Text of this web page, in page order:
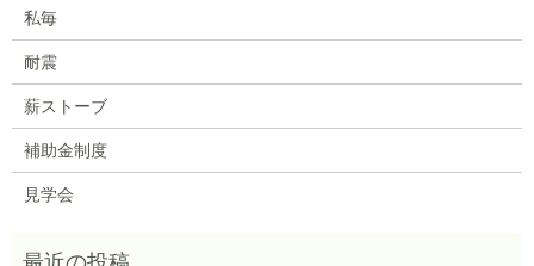
私毎
耐震
薪ストーブ
補助金制度
見学会